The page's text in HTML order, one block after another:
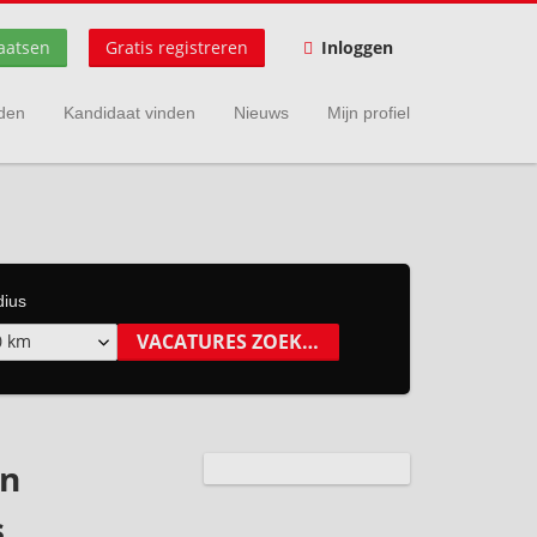
Kandidaat vinden Nieuws Mijn profiel
Gratis registreren Inloggen
km